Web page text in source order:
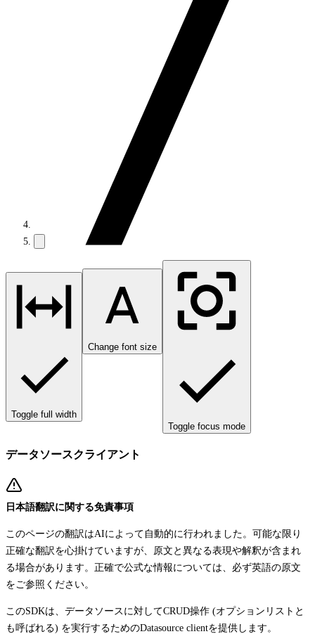
Toggle full width
Change font size
Toggle focus mode
データソースクライアント
日本語翻訳に関する免責事項
このページの翻訳はAIによって自動的に行われました。可能な限り
正確な翻訳を心掛けていますが、原文と異なる表現や解釈が含まれ
る場合があります。正確で公式な情報については、必ず英語の原文
をご参照ください。
このSDKは、データソースに対してCRUD操作 (オプションリストと
も呼ばれる) を実行するためのDatasource clientを提供します。